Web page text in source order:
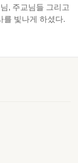
, 주교님들 그리고
를 빛나게 하셨다.